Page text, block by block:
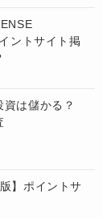
ントサイト掲
は儲かる？
】ポイントサ